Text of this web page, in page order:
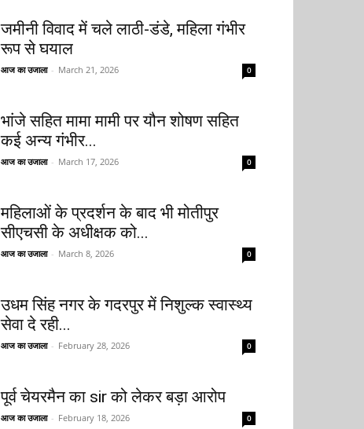
जमीनी विवाद में चले लाठी-डंडे, महिला गंभीर
रूप से घयाल
आज का उजाला - March 21, 2026 0
भांजे सहित मामा मामी पर यौन शोषण सहित
कई अन्य गंभीर...
आज का उजाला - March 17, 2026 0
महिलाओं के प्रदर्शन के बाद भी मोतीपुर
सीएचसी के अधीक्षक को...
आज का उजाला - March 8, 2026 0
उधम सिंह नगर के गदरपुर में निशुल्क स्वास्थ्य
सेवा दे रही...
आज का उजाला - February 28, 2026 0
पूर्व चेयरमैन का sir को लेकर बड़ा आरोप
आज का उजाला - February 18, 2026 0